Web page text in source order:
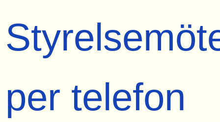
per telefon